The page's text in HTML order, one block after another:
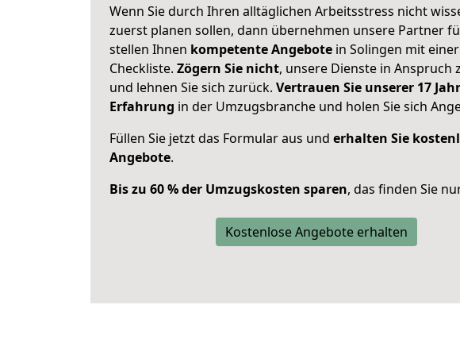
Wenn Sie durch Ihren alltäglichen Arbeitsstress nicht
zuerst planen sollen, dann übernehmen unsere Partner
stellen Ihnen kompetente Angebote in Solingen mit einer
Checkliste. Zögern Sie nicht, unsere Dienste in Anspruch
und lehnen Sie sich zurück. Vertrauen Sie unserer 17
Erfahrung in der Umzugsbranche und holen Sie sich
Füllen Sie jetzt das Formular aus und erhalten Sie
Angebote.
Bis zu 60 % der Umzugskosten sparen, das finden Sie
Kostenlose Angebote erhalten